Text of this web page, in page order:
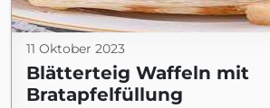
11 Oktober 2023
Blätterteig Waffeln mit
Bratapfelfüllung